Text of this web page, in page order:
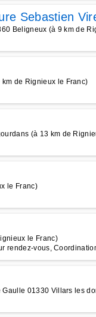
Sebastien
Beligneux (à 9 km de
de Rignieux le Franc)
(à 13 km de
le Franc)
le Franc)
rendez-vous,
01330 Villars les